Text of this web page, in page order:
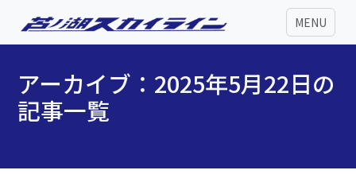
MENU
アーカイブ：2025年5月22日の
記事一覧